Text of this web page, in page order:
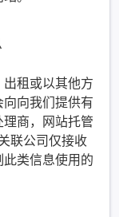
租或以其他方
向我们提供有
商，网站托管
联公司仅接收
类信息使用的